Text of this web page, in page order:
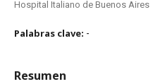
Hospital Italiano de Buenos Aires
Palabras clave: -
Resumen